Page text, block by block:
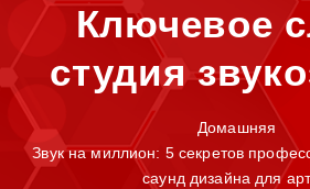
Ключевое
студия
Домашняя
Звук на миллион: 5 секретов
саунд дизайна для